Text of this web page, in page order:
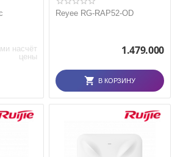
насчёт
цены
Reyee RG-RAP52-OD
1.479.000
В КОРЗИНУ